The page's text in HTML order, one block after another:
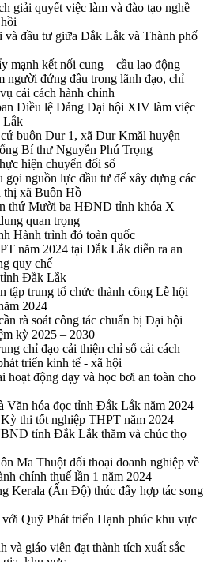
giải quyết việc làm và đào tạo nghề
và đầu tư giữa Đắk Lắk và Thành phố
mạnh kết nối cung – cầu lao động
người đứng đầu trong lãnh đạo, chỉ
cải cách hành chính
Điều lệ Đảng Đại hội XIV làm việc
Lắk
buôn Dur 1, xã Dur Kmăl huyện
Bí thư Nguyễn Phú Trọng
hiện chuyển đổi số
gọi nguồn lực đầu tư để xây dựng các
thị xã Buôn Hồ
thứ Mười ba HĐND tỉnh khóa X
quan trọng
Hành trình đỏ toàn quốc
năm 2024 tại Đắk Lắk diễn ra an
quy chế
Đắk Lắk
tập trung tổ chức thành công Lễ hội
2024
rà soát công tác chuẩn bị Đại hội
kỳ 2025 – 2030
chỉ đạo cải thiện chỉ số cải cách
triển kinh tế - xã hội
hoạt động dạy và học bơi an toàn cho
Văn hóa đọc tỉnh Đắk Lắk năm 2024
thi tốt nghiệp THPT năm 2024
tỉnh Đắk Lắk thăm và chúc thọ
Ma Thuột đối thoại doanh nghiệp về
chính thuế lần 1 năm 2024
Kerala (Ấn Độ) thúc đẩy hợp tác song
Quỹ Phát triển Hạnh phúc khu vực
và giáo viên đạt thành tích xuất sắc